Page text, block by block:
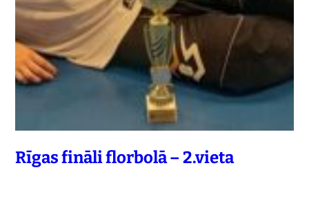
Rīgas fināli florbolā – 2.vieta